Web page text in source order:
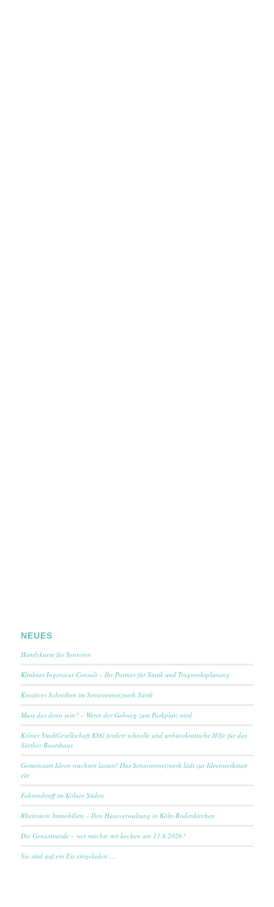
NEUES
Handykurse für Senioren
Klinkner Ingenieur Consult – Ihr Partner für Statik und Tragwerksplanung
Kreatives Schreiben im Seniorennetzwerk Sürth
Muss das denn sein? – Wenn der Gehweg zum Parkplatz wird
Kölner StadtGesellschaft KSG fordert schnelle und unbürokratische Hilfe für das
Sürther Bootshaus
Gemeinsam Ideen wachsen lassen! Das Seniorennetzwerk lädt zur Ideenwerkstatt
ein
Fahrradtreff im Kölner Süden
Rheinstein Immobilien – Ihre Hausverwaltung in Köln-Rodenkirchen
Die Genussrunde – wer möchte mit kochen am 13.8.2026?
Sie sind auf ein Eis eingeladen ….